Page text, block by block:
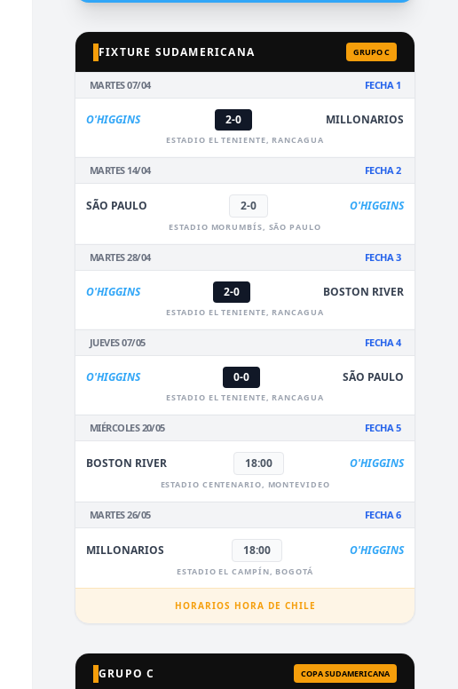
FIXTURE SUDAMERICANA GRUPO C
MARTES 07/04 FECHA 1
O'HIGGINS 2-0 MILLONARIOS
ESTADIO EL TENIENTE, RANCAGUA
MARTES 14/04 FECHA 2
SÃO PAULO 2-0 O'HIGGINS
ESTADIO MORUMBÍS, SÃO PAULO
MARTES 28/04 FECHA 3
O'HIGGINS 2-0 BOSTON RIVER
ESTADIO EL TENIENTE, RANCAGUA
JUEVES 07/05 FECHA 4
O'HIGGINS 0-0 SÃO PAULO
ESTADIO EL TENIENTE, RANCAGUA
MIÉRCOLES 20/05 FECHA 5
BOSTON RIVER 18:00 O'HIGGINS
ESTADIO CENTENARIO, MONTEVIDEO
MARTES 26/05 FECHA 6
MILLONARIOS 18:00 O'HIGGINS
ESTADIO EL CAMPÍN, BOGOTÁ
HORARIOS HORA DE CHILE
GRUPO C COPA SUDAMERICANA